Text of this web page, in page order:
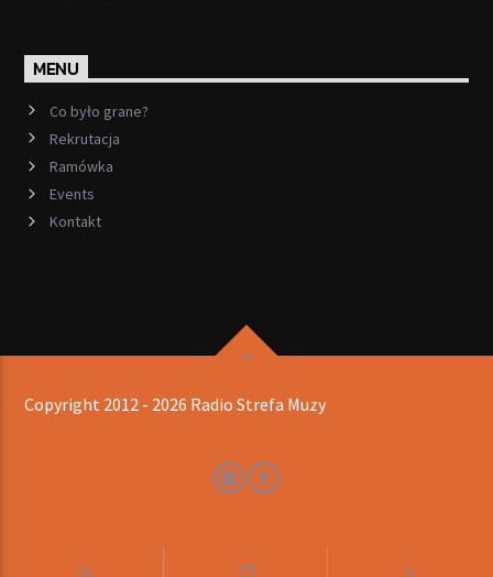
MENU
Co było grane?
Rekrutacja
Ramówka
Events
Kontakt
Copyright 2012 - 2026 Radio Strefa Muzy